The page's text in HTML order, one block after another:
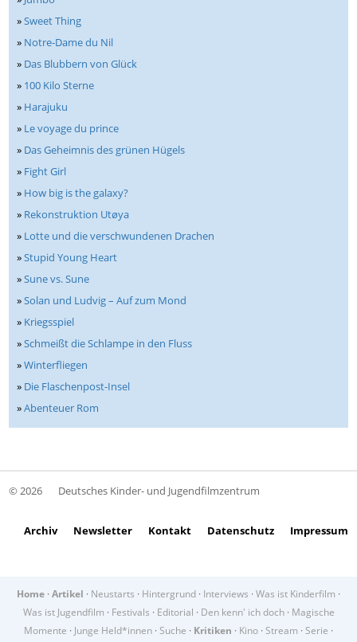
»Sweet Thing
» Notre-Dame du Nil
» Das Blubbern von Glück
» 100 Kilo Sterne
» Harajuku
» Le voyage du prince
» Das Geheimnis des grünen Hügels
» Fight Girl
» How big is the galaxy?
» Rekonstruktion Utøya
» Lotte und die verschwundenen Drachen
»Stupid Young Heart
»Sune vs. Sune
»Solan und Ludvig – Auf zum Mond
» Kriegsspiel
»Schmeißt die Schlampe in den Fluss
»Winterfliegen
» Die Flaschenpost-Insel
»Abenteuer Rom
© 2026 Deutsches Kinder- und Jugendfilmzentrum
Archiv Newsletter Kontakt Datenschutz Impressum
Home · Artikel · Neustarts · Hintergrund · Interviews · Was ist Kinderfilm ·
Was ist Jugendfilm · Festivals · Editorial · Den kenn' ich doch· Magische
Momente · Junge Held*innen · Suche · Kritiken · Kino · Stream · Serie ·